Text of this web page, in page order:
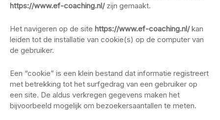
https://www.ef-coaching.nl/zijn gemaakt.
Het navigeren op de site https://www.ef-coaching.nl/kan
leiden tot de installatie van cookie(s) op de computer van
de gebruiker.
Een “cookie” is een klein bestand dat informatie registreert
met betrekking tot het surfgedrag van een gebruiker op
een site. De aldus verkregen gegevens maken het
bijvoorbeeld mogelijk om bezoekersaantallen te meten.